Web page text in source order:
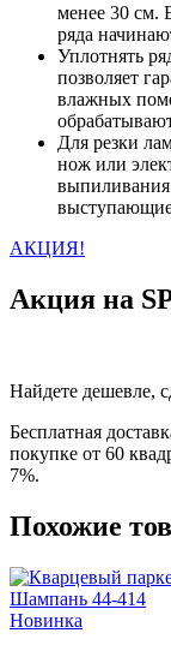
менее 30 см.
ряда
Уплотнять
позволяет
влажных
Для резки
нож или
выпиливания
АКЦИЯ!
Акция на
Найдете дешевле,
Бесплатная
покупке от 60
7%.
Похожие
Новинка